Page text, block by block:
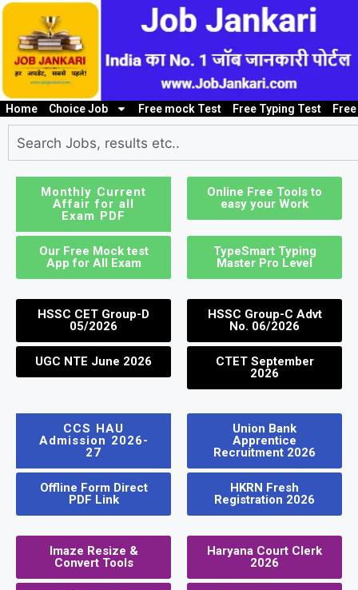
Home Choice Job
10th/ 12th pass job
Free mock Test Free Typing Test
Monthly Current
Affair for all
Exam PDF
Online Free Tools to
easy your Work
Our Free Mock test
App for All Exam
TypeSmart Typing
Master Pro Level
HSSC CET Group-D
05/2026
HSSC Group-C Advt
No. 06/2026
UGC NTE June 2026
CTET September
2026
CCS HAU
Admission 2026-
27
Union Bank
Apprentice
Recruitment 2026
Offline Form Direct
PDF Link
HKRN Fresh
Registration 2026
Imaze Resize &
Convert Tools
Haryana Court Clerk
2026